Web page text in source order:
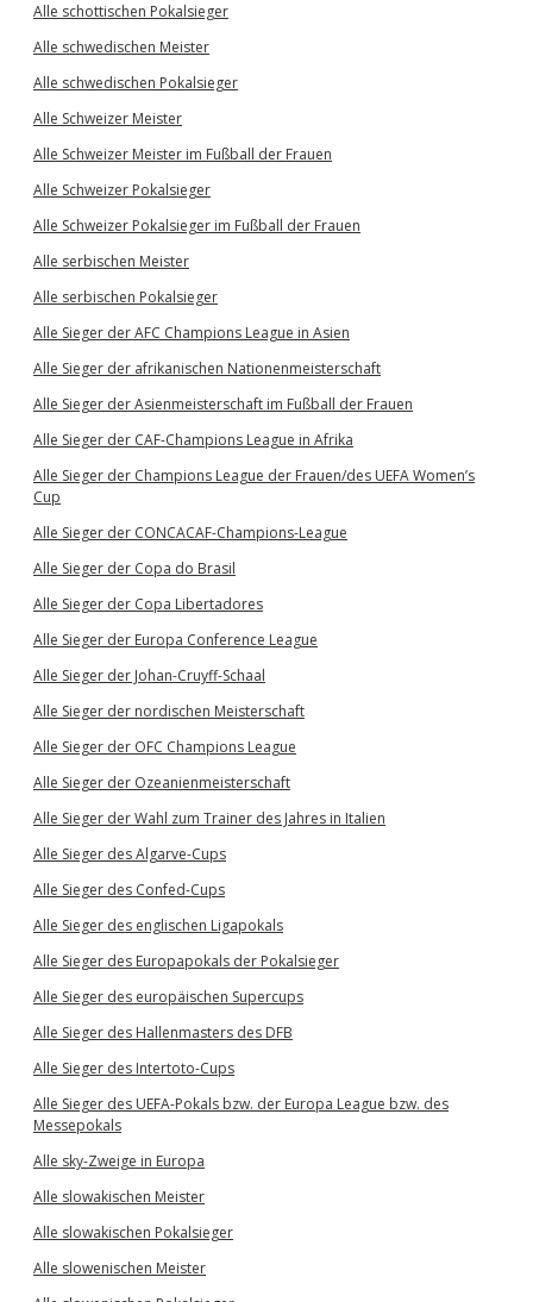
Alle schottischen Pokalsieger
Alle schwedischen Meister
Alle schwedischen Pokalsieger
Alle Schweizer Meister
Alle Schweizer Meister im Fußball der Frauen
Alle Schweizer Pokalsieger
Alle Schweizer Pokalsieger im Fußball der Frauen
Alle serbischen Meister
Alle serbischen Pokalsieger
Alle Sieger der AFC Champions League in Asien
Alle Sieger der afrikanischen Nationenmeisterschaft
Alle Sieger der Asienmeisterschaft im Fußball der Frauen
Alle Sieger der CAF-Champions League in Afrika
Alle Sieger der Champions League der Frauen/des UEFA Women’s
Cup
Alle Sieger der CONCACAF-Champions-League
Alle Sieger der Copa do Brasil
Alle Sieger der Copa Libertadores
Alle Sieger der Europa Conference League
Alle Sieger der Johan-Cruyff-Schaal
Alle Sieger der nordischen Meisterschaft
Alle Sieger der OFC Champions League
Alle Sieger der Ozeanienmeisterschaft
Alle Sieger der Wahl zum Trainer des Jahres in Italien
Alle Sieger des Algarve-Cups
Alle Sieger des Confed-Cups
Alle Sieger des englischen Ligapokals
Alle Sieger des Europapokals der Pokalsieger
Alle Sieger des europäischen Supercups
Alle Sieger des Hallenmasters des DFB
Alle Sieger des Intertoto-Cups
Alle Sieger des UEFA-Pokals bzw. der Europa League bzw. des
Messepokals
Alle sky-Zweige in Europa
Alle slowakischen Meister
Alle slowakischen Pokalsieger
Alle slowenischen Meister